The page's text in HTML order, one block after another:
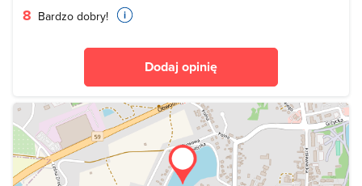
8 Bardzo dobry!
Dodaj opinię